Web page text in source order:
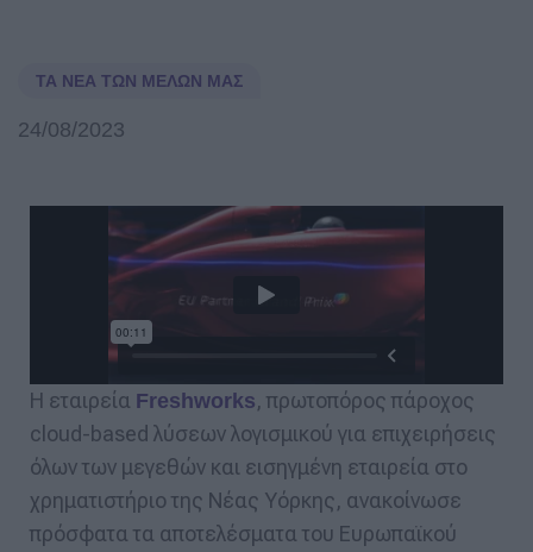
ΤΑ ΝΈΑ ΤΩΝ ΜΕΛΏΝ ΜΑΣ
24/08/2023
Η εταιρεία Freshworks, πρωτοπόρος πάροχος
cloud-based λύσεων λογισμικού για επιχειρήσεις
όλων των μεγεθών και εισηγμένη εταιρεία στο
χρηματιστήριο της Νέας Υόρκης, ανακοίνωσε
πρόσφατα τα αποτελέσματα του Ευρωπαϊκού